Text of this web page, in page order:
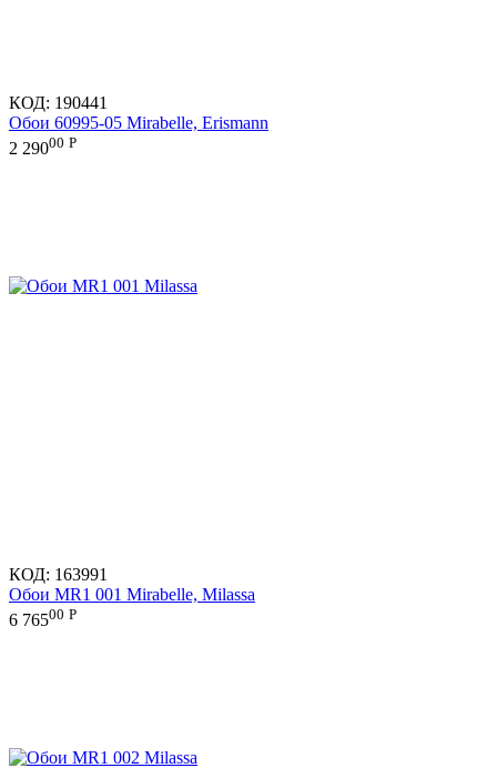
КОД: 190441
Обои 60995-05 Mirabelle, Erismann
2 29000 Р
КОД: 163991
Обои MR1 001 Mirabelle, Milassa
6 76500 Р